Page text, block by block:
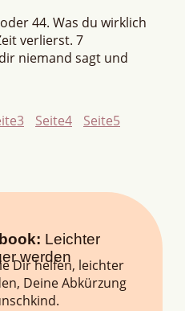
44. Was du wirklich
verlierst. 7
niemand sagt und
3 Seite4 Seite5
Leichter
werden
Dir helfen, leichter
Deine Abkürzung